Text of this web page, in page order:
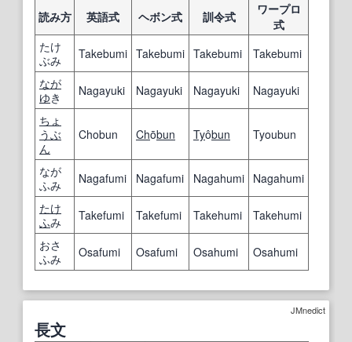
読み方 英語式 ヘボン式 訓令式
ワープロ
式
たけ
ぶみ
Takebumi Takebumi Takebumi
Takebumi
なが
ゆき Nagayuki Nagayuki Nagayuki
Nagayuki
ちょ
うぶ
ん
Chobun Chōbun Tyôbun Tyoubun
なが
ふみ
Nagafumi Nagafumi Nagahumi Nagahumi
たけ
ふみ Takefumi Takefumi Takehumi
Takehumi
おさ
ふみ
Osafumi Osafumi Osahumi Osahumi
JMnedict
長文